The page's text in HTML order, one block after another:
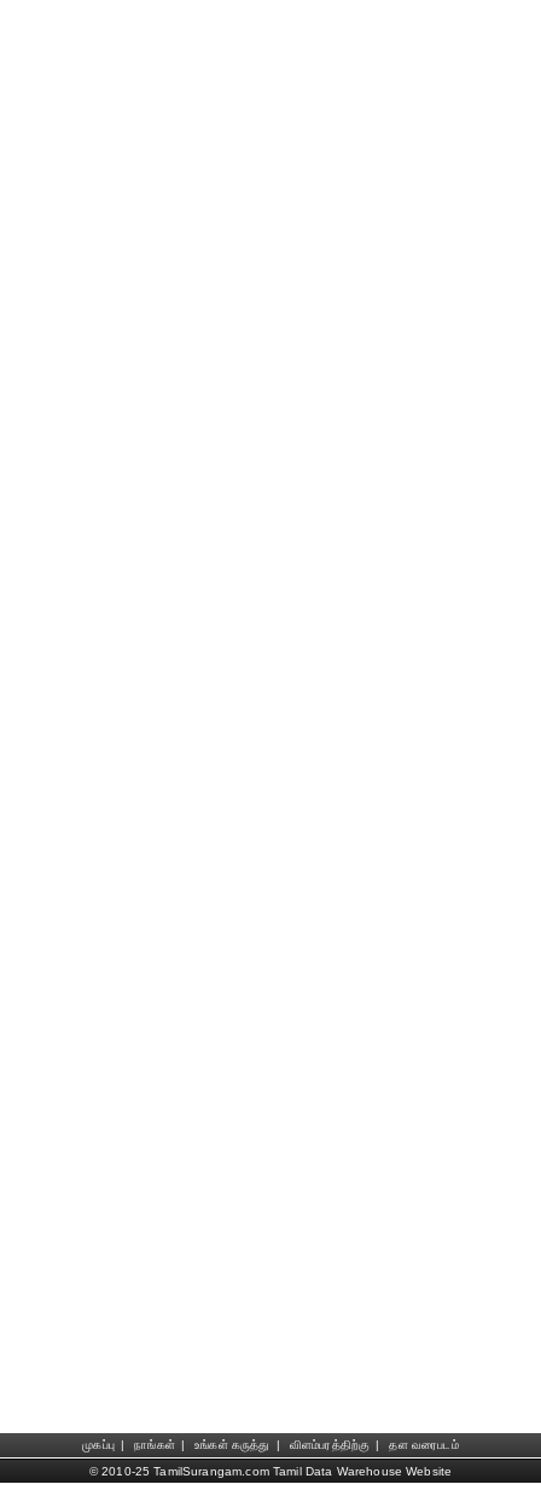
முகப்பு | நாங்கள் | உங்கள் கருத்து | விளம்பரத்திற்கு |
தள வரைபடம்
© 2010-25 TamilSurangam.com Tamil Data Warehouse Website